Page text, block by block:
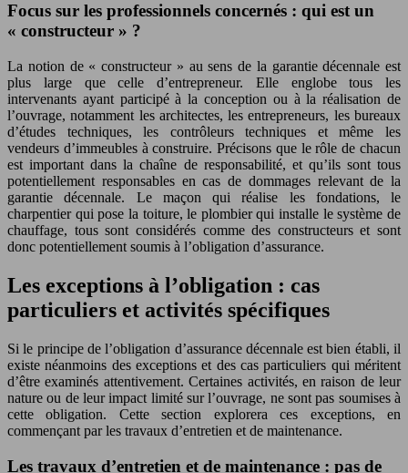
Focus sur les professionnels concernés : qui est un
« constructeur » ?
La notion de « constructeur » au sens de la garantie décennale est
plus large que celle d’entrepreneur. Elle englobe tous les
intervenants ayant participé à la conception ou à la réalisation de
l’ouvrage, notamment les architectes, les entrepreneurs, les bureaux
d’études techniques, les contrôleurs techniques et même les
vendeurs d’immeubles à construire. Précisons que le rôle de chacun
est important dans la chaîne de responsabilité, et qu’ils sont tous
potentiellement responsables en cas de dommages relevant de la
garantie décennale. Le maçon qui réalise les fondations, le
charpentier qui pose la toiture, le plombier qui installe le système de
chauffage, tous sont considérés comme des constructeurs et sont
donc potentiellement soumis à l’obligation d’assurance.
Les exceptions à l’obligation : cas
particuliers et activités spécifiques
Si le principe de l’obligation d’assurance décennale est bien établi, il
existe néanmoins des exceptions et des cas particuliers qui méritent
d’être examinés attentivement. Certaines activités, en raison de leur
nature ou de leur impact limité sur l’ouvrage, ne sont pas soumises à
cette obligation. Cette section explorera ces exceptions, en
commençant par les travaux d’entretien et de maintenance.
Les travaux d’entretien et de maintenance : pas de